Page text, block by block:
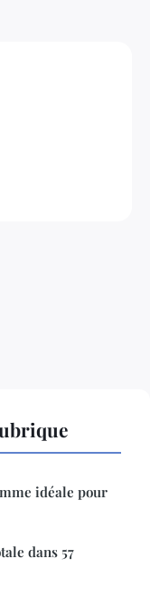
idéale pour
dans 57